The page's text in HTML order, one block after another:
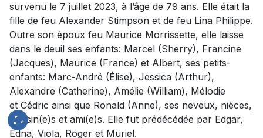
survenu le 7 juillet 2023, à l’âge de 79 ans. Elle était la
fille de feu Alexander Stimpson et de feu Lina Philippe.
Outre son époux feu Maurice Morrissette, elle laisse
dans le deuil ses enfants: Marcel (Sherry), Francine
(Jacques), Maurice (France) et Albert, ses petits-
enfants: Marc-André (Élise), Jessica (Arthur),
Alexandre (Catherine), Amélie (William), Mélodie
et Cédric ainsi que Ronald (Anne), ses neveux, nièces,
cousin(e)s et ami(e)s. Elle fut prédécédée par Edgar,
Edna, Viola, Roger et Muriel.